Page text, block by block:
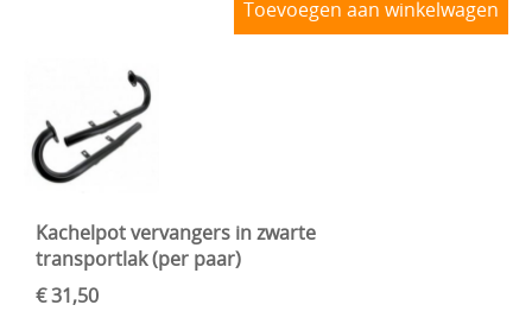
Toevoegen aan winkelwagen
Kachelpot vervangers in zwarte
transportlak (per paar)
€ 31,50